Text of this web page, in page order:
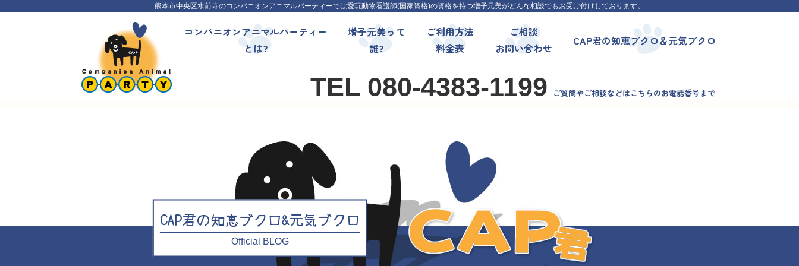
熊本市中央区水前寺のコンパニオンアニマルパーティーでは愛玩動物看護師(国家資格)の資格を持つ増子元美がどんな相談でもお受け付けしております。
コンパニオンアニマルパーティー
とは?
増子元美って
誰?
ご利用方法
料金表
ご相談
お問い合わせ
CAP君の知恵ブクロ＆元気ブクロ
TEL 080-4383-1199 ご質問やご相談などはこちらのお電話番号まで
CAP君の知恵ブクロ&元気ブクロ
Official BLOG